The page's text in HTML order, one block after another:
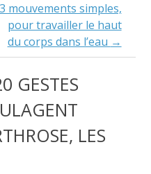
3 mouvements simples,
pour travailler le haut
du corps dans l’eau →
GESTES
LES